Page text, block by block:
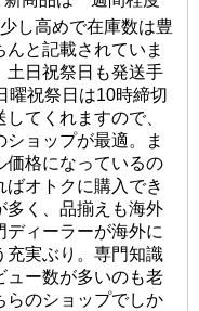
し高めで在庫数は豊
と記載されていま
土日祝祭日も発送手
曜祝祭日は10時締切
てくれますので、
ョップが最適。ま
価格になっているの
ばオトクに購入でき
多く、品揃えも海外
ィーラーが海外に
充実ぶり。専門知識
ュー数が多いのも老
らのショップでしか